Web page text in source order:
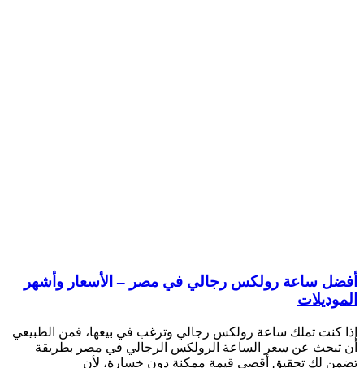
أفضل ساعة رولكس رجالي في مصر – الأسعار وأشهر
الموديلات
إذا كنت تملك ساعة رولكس رجالي وترغب في بيعها، فمن الطبيعي
أن تبحث عن سعر الساعة الرولكس الرجالي في مصر بطريقة
تضمن لك تحقيق أقصى قيمة ممكنة دون خسارة، لأن